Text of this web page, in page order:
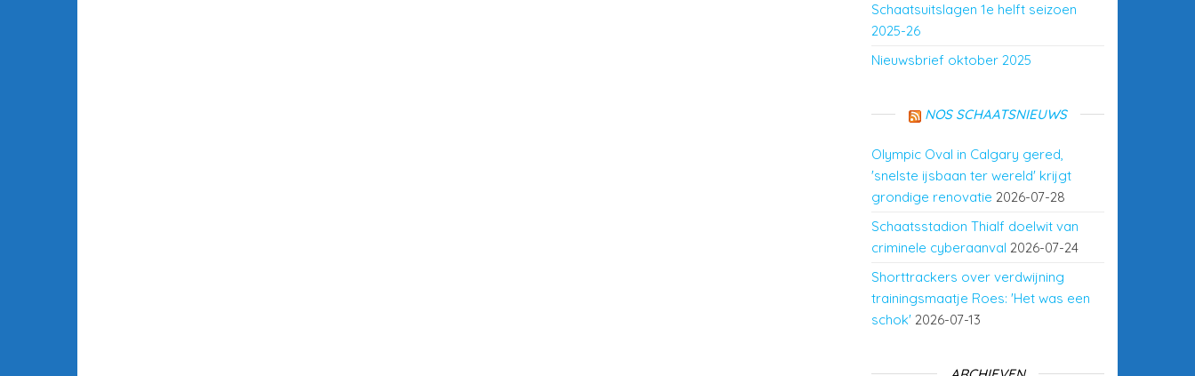
Schaatsuitslagen 1e helft seizoen
2025-26
Nieuwsbrief oktober 2025
NOS SCHAATSNIEUWS
Olympic Oval in Calgary gered,
'snelste ijsbaan ter wereld' krijgt
grondige renovatie 2026-07-28
Schaatsstadion Thialf doelwit van
criminele cyberaanval 2026-07-24
Shorttrackers over verdwijning
trainingsmaatje Roes: 'Het was een
schok' 2026-07-13